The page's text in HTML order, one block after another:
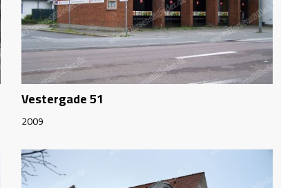
Vestergade 51
2009